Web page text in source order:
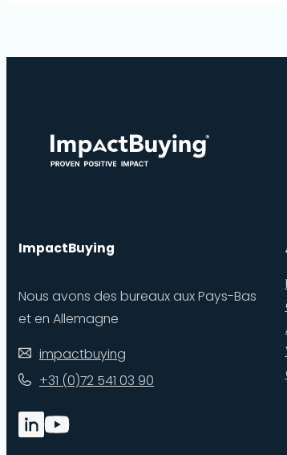
ImpactBuying
Nous avons des bureaux aux Pays-Bas
et en Allemagne
impactbuying
+31 (0)72 541 03 90